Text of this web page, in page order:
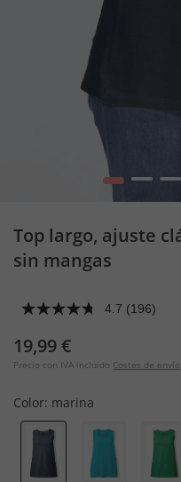
1 2 3
Top largo, ajuste
sin mangas
4.7 (196)
19,99 €
Precio con IVA incluido Costes de envío
Color: marina